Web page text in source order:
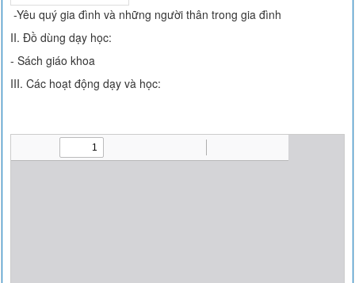
-Yêu quý gia đình và những người thân trong gia đình
II. Đồ dùng dạy học:
- Sách giáo khoa
III. Các hoạt động dạy và học: